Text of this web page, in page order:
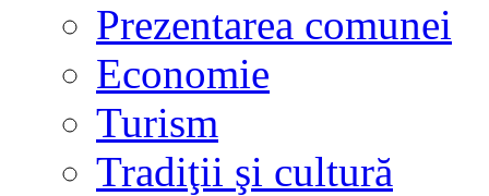
Prezentarea comunei
Economie
Turism
Tradiţii şi cultură